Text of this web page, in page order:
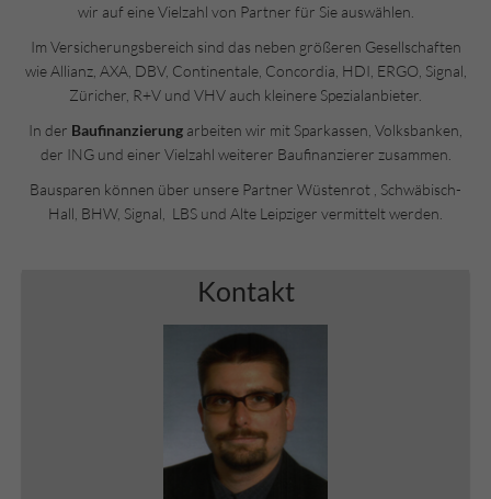
wir auf eine Vielzahl von Partner für Sie auswählen.
Im Versicherungsbereich sind das neben größeren Gesellschaften
wie Allianz, AXA, DBV, Continentale, Concordia, HDI, ERGO, Signal,
Züricher, R+V und VHV auch kleinere Spezialanbieter.
In der Baufinanzierung arbeiten wir mit Sparkassen, Volksbanken,
der ING und einer Vielzahl weiterer Baufinanzierer zusammen.
Bausparen können über unsere Partner Wüstenrot , Schwäbisch-
Hall, BHW, Signal, LBS und Alte Leipziger vermittelt werden.
Kontakt